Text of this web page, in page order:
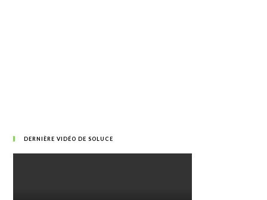
DERNIÈRE VIDÉO DE SOLUCE